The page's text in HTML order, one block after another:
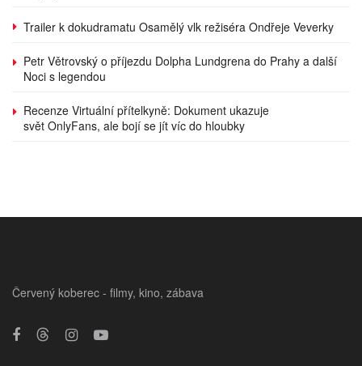
Trailer k dokudramatu Osamělý vlk režiséra Ondřeje Veverky
Petr Větrovský o příjezdu Dolpha Lundgrena do Prahy a další
Noci s legendou
Recenze Virtuální přítelkyně: Dokument ukazuje
svět OnlyFans, ale bojí se jít víc do hloubky
Červený koberec - filmy, kino, zábava